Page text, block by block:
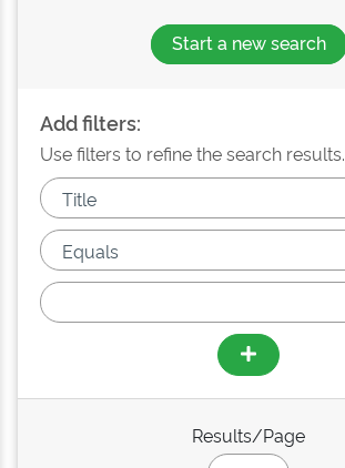
Start a new search
Add filters:
Use filters to refine the search results.
Results/Page